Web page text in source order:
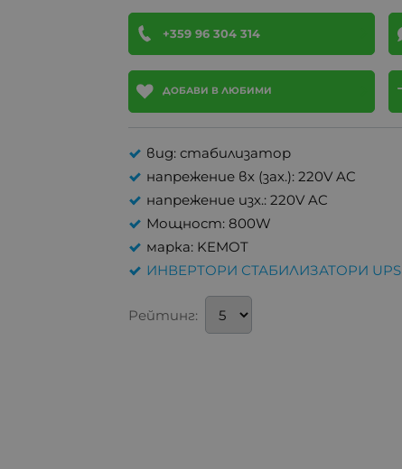
+359 96 304 314
ДОБАВИ В ЛЮБИМИ
вид: стабилизатор
напрежение вх (зах.): 220V AC
напрежение изх.: 220V AC
Мощност: 800W
марка: KEMOT
ИНВЕРТОРИ СТАБИЛИЗАТОРИ UPS
Рейтинг: